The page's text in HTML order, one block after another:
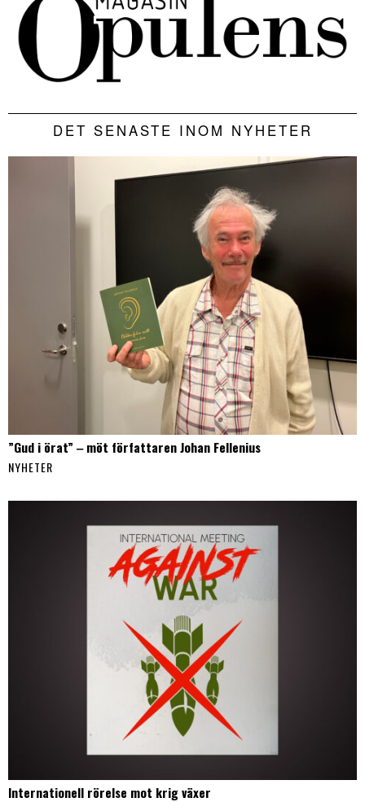
DET SENASTE INOM NYHETER
”Gud i örat” ‒ möt författaren Johan Fellenius
NYHETER
Internationell rörelse mot krig växer